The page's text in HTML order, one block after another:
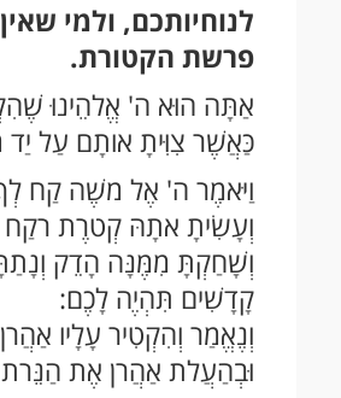
לנוחיותכם, ולמי
פרשת הקטורת.
אַתָּה הוּא ה' אֱלהֵינוּ
כַּאֲשֶׁר צִוִּיתָ אותָם עַל
וַיּאמֶר ה' אֶל משֶׁה קַח
וְעָשִׂיתָ אתָהּ קְטרֶת
וְשָׁחַקְתָּ מִמֶּנָּה הָדֵק
קָדָשִׁים תִּהְיֶה לָכֶם:
וְנֶאֱמַר וְהִקְטִיר עָלָיו
וּבְהַעֲלת אַהֲרן אֶת הַנֵּרת